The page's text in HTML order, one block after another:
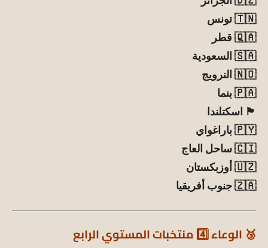
🇹🇳 تونس
🇶🇦 قطر
🇸🇦 السعودية
🇳🇴 النرويج
🇵🇦 بنما
🏴 اسكتلندا
🇵🇾 باراغواي
🇨🇮 ساحل العاج
🇺🇿 أوزبكستان
🇿🇦 جنوب أفريقيا
🥉 الوعاء 4️⃣ منتخبات المستوي الرابع